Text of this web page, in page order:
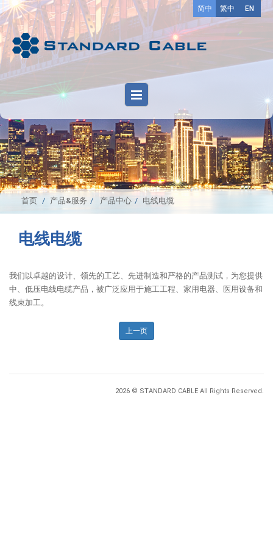
EN
繁中
简中
首页 产品&服务 产品中心 电线电缆
电线电缆
我们以卓越的设计、领先的工艺、先进制造和严格的产品测试，为您提供
中、低压电线电缆产品，被广泛应用于施工工程、家用电器、医用设备和
线束加工。
上一页
2026 © STANDARD CABLE All Rights Reserved.